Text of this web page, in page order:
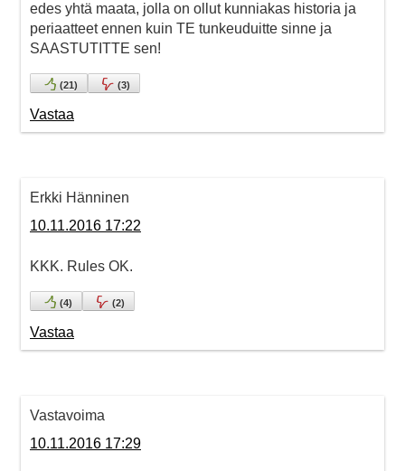
edes yhtä maata, jolla on ollut kunniakas historia ja
periaatteet ennen kuin TE tunkeuduitte sinne ja
SAASTUTITTE sen!
(21) (3)
Vastaa
Erkki Hänninen
10.11.2016 17:22
KKK. Rules OK.
(4) (2)
Vastaa
Vastavoima
10.11.2016 17:29